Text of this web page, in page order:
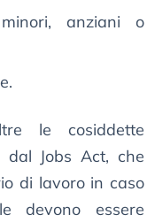
anziani o
le cosiddette
dal Jobs Act, che
di lavoro in caso
devono essere